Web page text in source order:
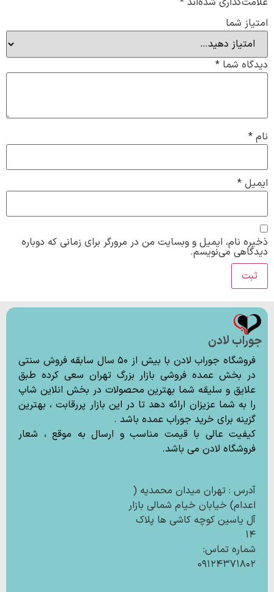
امتیاز شما
دیدگاه شما *
نام *
ایمیل *
ذخیره نام، ایمیل و وبسایت من در مرورگر برای زمانی که دوباره
دیدگاهی می‌نویسم.
جوراب لادن
فروشگاه جوراب لادن با بیش از ۵۰ سال سابقه فروش سنتی
در بخش عمده فروشی بازار بزرگ تهران سعی کرده طبق
علایق و سلیقه شما بهترین محصولات در بخش انلاین شاپ
را به شما عزیزان ارائه دهد تا در این بازار پررقابت ، بهترین
گزینه برای خرید جوراب عمده باشد .
کیفیت عالی با قیمت مناسب و ارسال به موقع ، شعار
فروشگاه لادن می باشد.
آدرس : تهران میدان محمدیه (
اعدام) خیابان خیام شمالی بازار
آل یاسین کوچه کاشی ها پلاک
۱۴
شماره تماس:
۰۹۱۲۴۳۷۱۸۰۲